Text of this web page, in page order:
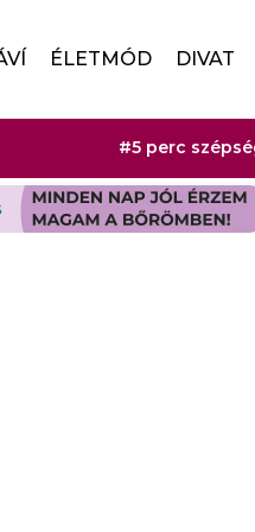
ÉLETMÓD DIVAT
#5 perc